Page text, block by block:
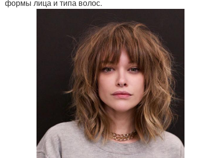
формы лица и типа волос.